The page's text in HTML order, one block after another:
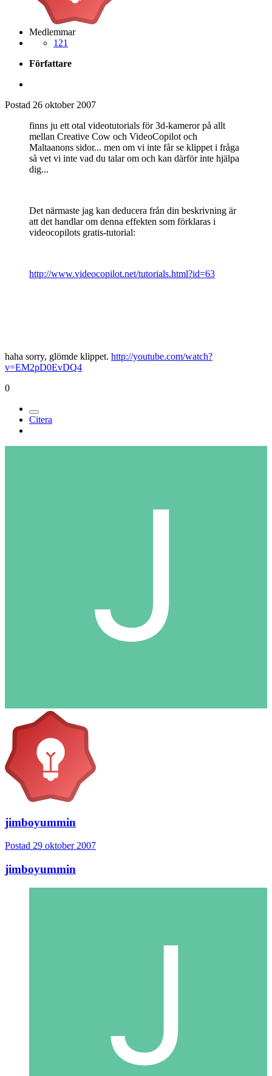
Medlemmar
121
Författare
Postad 26 oktober 2007
finns ju ett otal videotutorials för 3d-kameror på allt
mellan Creative Cow och VideoCopilot och
Maltaanons sidor... men om vi inte får se klippet i fråga
så vet vi inte vad du talar om och kan därför inte hjälpa
dig...
Det närmaste jag kan deducera från din beskrivning är
att det handlar om denna effekten som förklaras i
videocopilots gratis-tutorial:
http://www.videocopilot.net/tutorials.html?id=63
haha sorry, glömde klippet. http://youtube.com/watch?
v=EM2pD0EvDQ4
0
Citera
jimboyummin
Postad 29 oktober 2007
jimboyummin